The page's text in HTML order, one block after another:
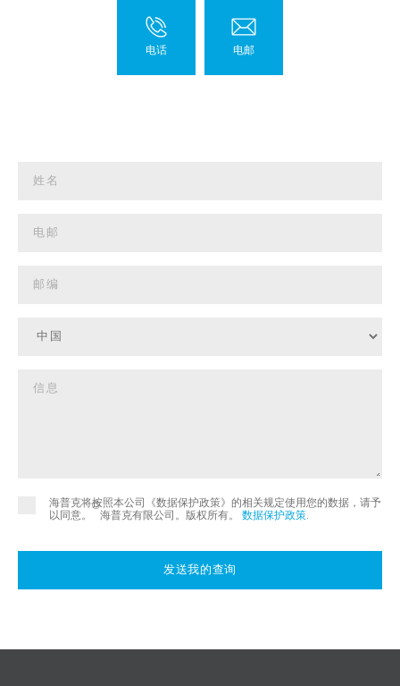
海普克将按照本公司《数据保护政策》的相关规定使用您的数据，请予
以同意。
©
海普克有限公司。版权所有。 数据保护政策
发送我的查询